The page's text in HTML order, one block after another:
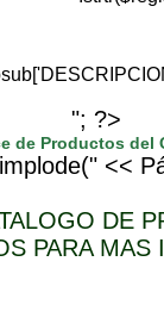
"; ?>
de Productos del
<<
DE
PARA